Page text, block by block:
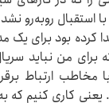
استقبال روبه‌رو
کرده بود برای
برای من نباید
مخاطب ارتباط
یعنی کاری کنیم